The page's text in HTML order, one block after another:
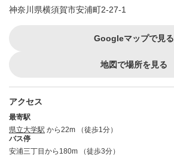
神奈川県横須賀市安浦町2-27-1
Googleマップで見る
地図で場所を見る
アクセス
最寄駅
県立大学駅 から22m （徒歩1分）
バス停
安浦三丁目から180m （徒歩3分）